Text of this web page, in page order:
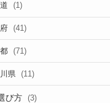
(1)
(41)
(71)
県 (11)
び方 (3)